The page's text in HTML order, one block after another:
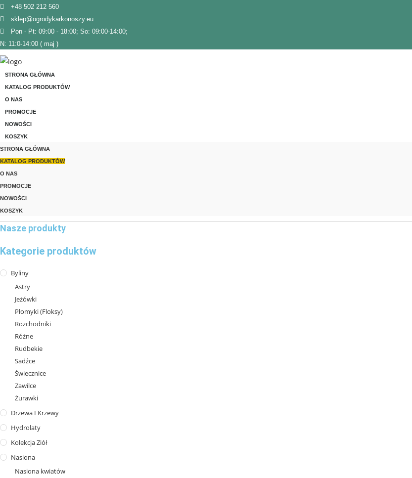
Skip
to
content
+48 502 212 560
sklep@ogrodykarkonoszy.eu
Pon - Pt: 09:00 - 18:00; So: 09:00-14:00;
N: 11:0-14:00 ( maj )
STRONA GŁÓWNA
KATALOG PRODUKTÓW
O NAS
PROMOCJE
NOWOŚCI
KOSZYK
STRONA GŁÓWNA
KATALOG PRODUKTÓW
O NAS
PROMOCJE
NOWOŚCI
KOSZYK
Nasze produkty
Kategorie produktów
Byliny
Astry
Jeżówki
Płomyki (Floksy)
Rozchodniki
Różne
Rudbekie
Sadźce
Świecznice
Zawilce
Żurawki
Drzewa I Krzewy
Hydrolaty
Kolekcja Ziół
Nasiona
Nasiona kwiatów